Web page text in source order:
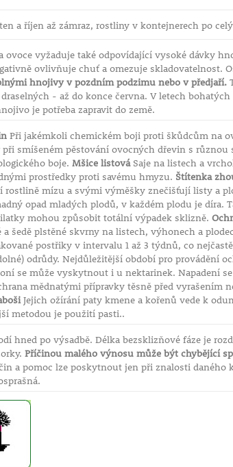
a říjen až zámraz, rostliny v kontejnerech po
ovoce vyžaduje také odpovídající vysoké dávky
ovlivňuje chuť a omezuje skladovatelnost.
hnojivy v pozdním podzimu nebo v předjaří.
- až do konce června. V letech
je potřeba zapravit do země.
Při jakémkoli chemickém boji proti škůdcům na
při smíšeném pěstování ovocných dřevin s
boje. Mšice listováSaje na listech a
prostředky proti savému hmyzu. Štítenka
rostlině mízu a svými výměšky znečišťují listy a
opad mladých plodů, v každém plodu je
mohou způsobit totální výpadek sklizně.
a šedě plstěné skvrny na listech, výhonech a
postřiky v intervalu 1 až 3 týdnů, co
odrůdy. Nejdůležitější období pro provádění
se může vyskytnout i u nektarinek. Napadení
mědnatými přípravky těsně před vyrašením
Jejich ožírání paty kmene a kořenů vede k
metodou je použití pasti..
hned po výsadbě. Délka bezsklizňové fáze je
Příčinou malého výnosu může být chybějící
a pomoc lze poskytnout jen při znalosti daného